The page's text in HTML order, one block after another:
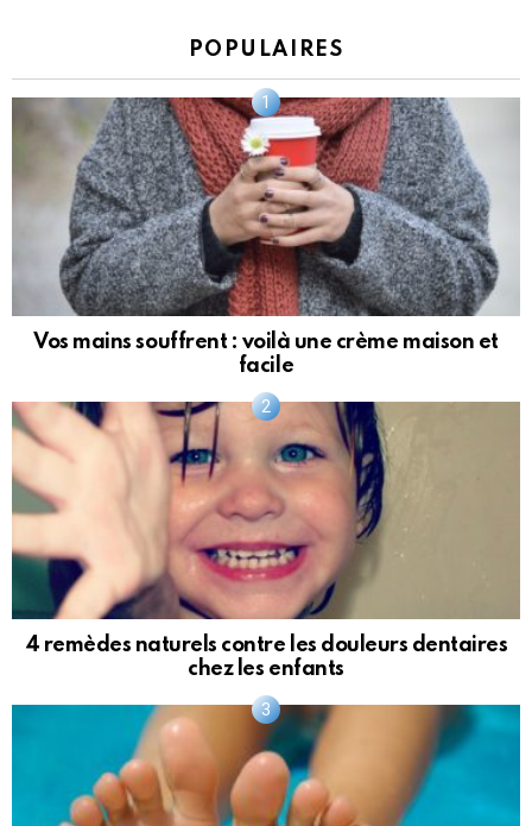
POPULAIRES
Vos mains souffrent : voilà une crème maison et
facile
4 remèdes naturels contre les douleurs dentaires
chez les enfants